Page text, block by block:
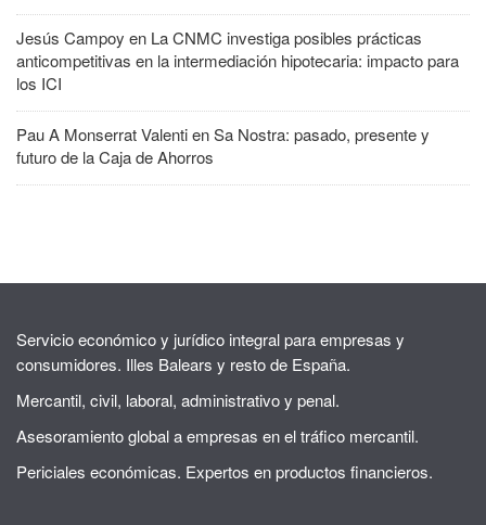
Jesús Campoy en La CNMC investiga posibles prácticas
anticompetitivas en la intermediación hipotecaria: impacto para
los ICI
Pau A Monserrat ValentienSa Nostra: pasado, presente y
futuro de la Caja de Ahorros
Servicio económico y jurídico integral para empresas y
consumidores. Illes Balears y resto de España.
Mercantil, civil, laboral, administrativo y penal.
Asesoramiento global a empresas en el tráfico mercantil.
Periciales económicas. Expertos en productos financieros.